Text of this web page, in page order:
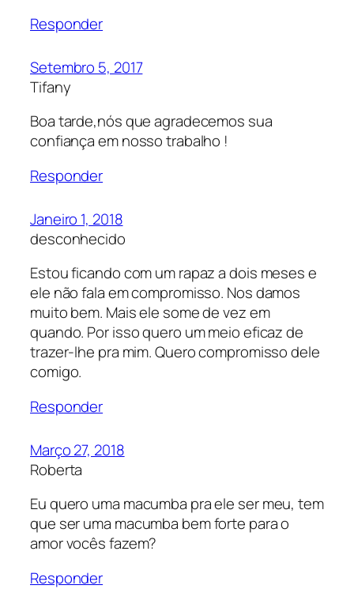
Responder
Setembro 5, 2017
Tifany
Boa tarde,nós que agradecemos sua
confiança em nosso trabalho !
Responder
Janeiro 1, 2018
desconhecido
Estou ficando com um rapaz a dois meses e
ele não fala em compromisso. Nos damos
muito bem. Mais ele some de vez em
quando. Por isso quero um meio eficaz de
trazer-lhe pra mim. Quero compromisso dele
comigo.
Responder
Março 27, 2018
Roberta
Eu quero uma macumba pra ele ser meu, tem
que ser uma macumba bem forte para o
amor vocês fazem?
Responder